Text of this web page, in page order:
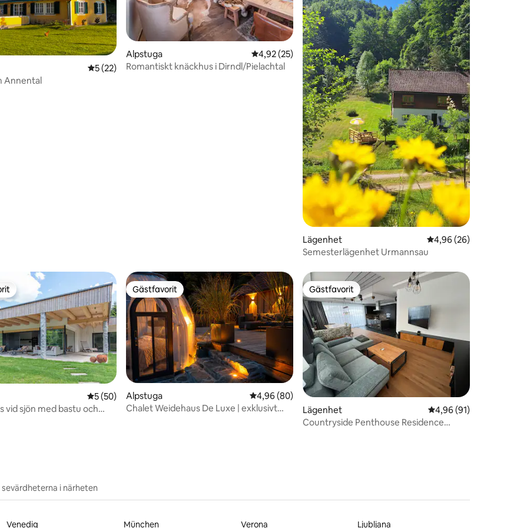
15 omdömen 5 av 5 i genomsnittligt betyg, 22 omdömen
5 (22)
Annental
Alpstuga 4,92 av 5 i genomsnittligt betyg, 25 omdömen
4,92 (25)
Romantiskt knäckhus i Dirndl/Pielachtal
Lägenhet 4,96 av 5 i
4,96 (26)
Semesterlägenhet Urmannsau
93 omdömen
5 av 5 i genomsnittligt betyg, 50 omdömen
5 (50)
vid sjön med bastu och
Gästfavorit
Gästfavorit
Alpstuga 4,96 av 5 i genomsnittligt betyg, 80 omdömen
4,96 (80)
Chalet Weidehaus De Luxe | exklusivt
Gästfavorit
Gästfavorit
Lägenhet 4,96 av 5 i
4,96 (91)
Countryside Penthouse Residence
sevärdheterna i närheten
Venedig München Verona Ljubljana